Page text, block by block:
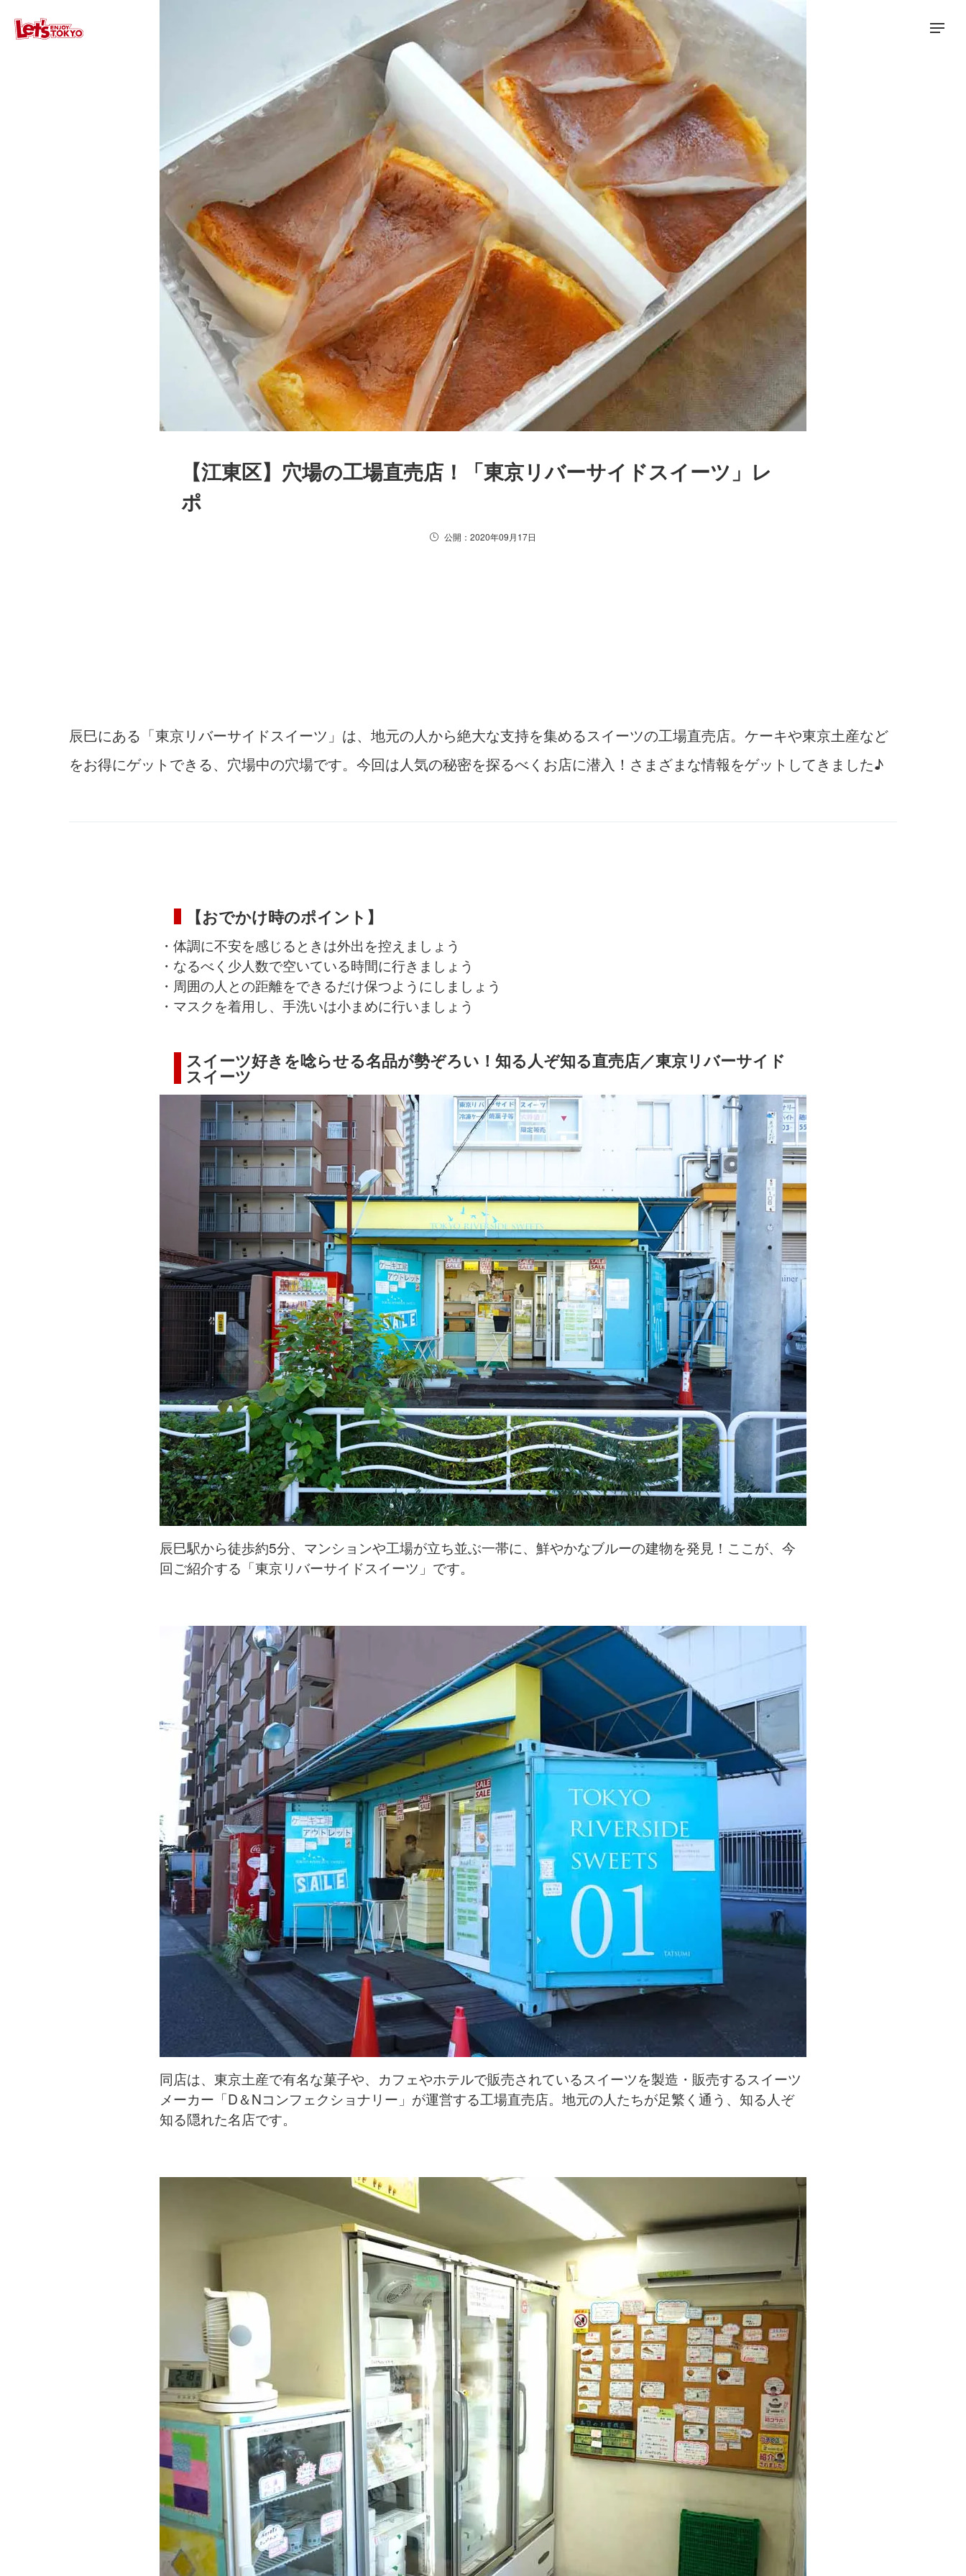
【江東区】穴場の工場直売店！「東京リバーサイドスイーツ」レ
ポ
公開：2020年09月17日
辰巳にある「東京リバーサイドスイーツ」は、地元の人から絶大な支持を集めるスイーツの工場直売店。ケーキや東京土産など
をお得にゲットできる、穴場中の穴場です。今回は人気の秘密を探るべくお店に潜入！さまざまな情報をゲットしてきました♪
【おでかけ時のポイント】
・体調に不安を感じるときは外出を控えましょう
・なるべく少人数で空いている時間に行きましょう
・周囲の人との距離をできるだけ保つようにしましょう
・マスクを着用し、手洗いは小まめに行いましょう
スイーツ好きを唸らせる名品が勢ぞろい！知る人ぞ知る直売店／東京リバーサイド
スイーツ
辰巳駅から徒歩約5分、マンションや工場が立ち並ぶ一帯に、鮮やかなブルーの建物を発見！ここが、今
回ご紹介する「東京リバーサイドスイーツ」です。
同店は、東京土産で有名な菓子や、カフェやホテルで販売されているスイーツを製造・販売するスイーツ
メーカー「D＆Nコンフェクショナリー」が運営する工場直売店。地元の人たちが足繁く通う、知る人ぞ
知る隠れた名店です。